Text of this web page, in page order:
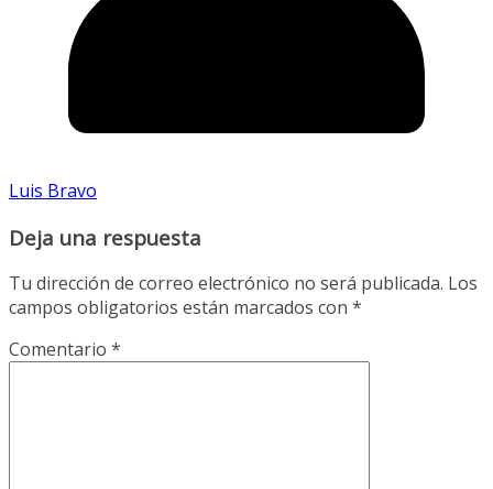
Luis Bravo
Deja una respuesta
Tu dirección de correo electrónico no será publicada. Los
campos obligatorios están marcados con *
Comentario *